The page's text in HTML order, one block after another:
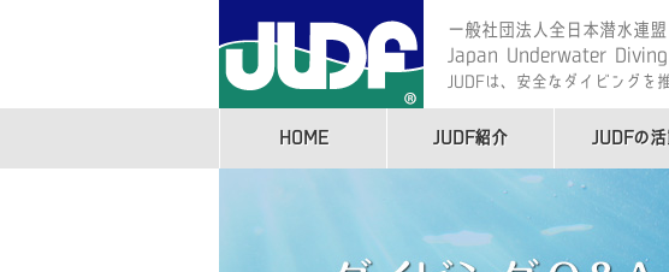
一般社団法人全日本潜水連盟
Japan Underwater
JUDFは、安全なダイビングを
HOME JUDF紹介 JUDFの